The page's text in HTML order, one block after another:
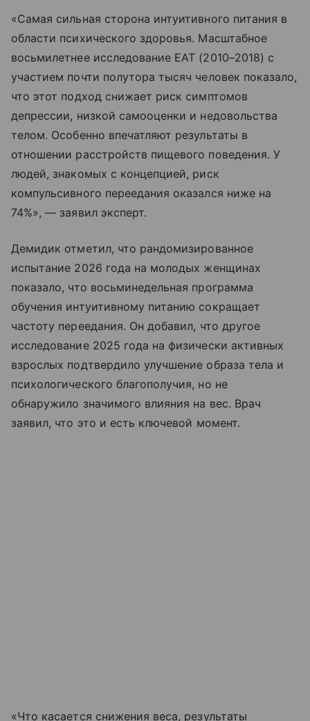
«Самая сильная сторона интуитивного питания в
области психического здоровья. Масштабное
восьмилетнее исследование EAT (2010–2018) с
участием почти полутора тысяч человек показало,
что этот подход снижает риск симптомов
депрессии, низкой самооценки и недовольства
телом. Особенно впечатляют результаты в
отношении расстройств пищевого поведения. У
людей, знакомых с концепцией, риск
компульсивного переедания оказался ниже на
74%», — заявил эксперт.
Демидик отметил, что рандомизированное
испытание 2026 года на молодых женщинах
показало, что восьминедельная программа
обучения интуитивному питанию сокращает
частоту переедания. Он добавил, что другое
исследование 2025 года на физически активных
взрослых подтвердило улучшение образа тела и
психологического благополучия, но не
обнаружило значимого влияния на вес. Врач
заявил, что это и есть ключевой момент.
«Что касается снижения веса, результаты